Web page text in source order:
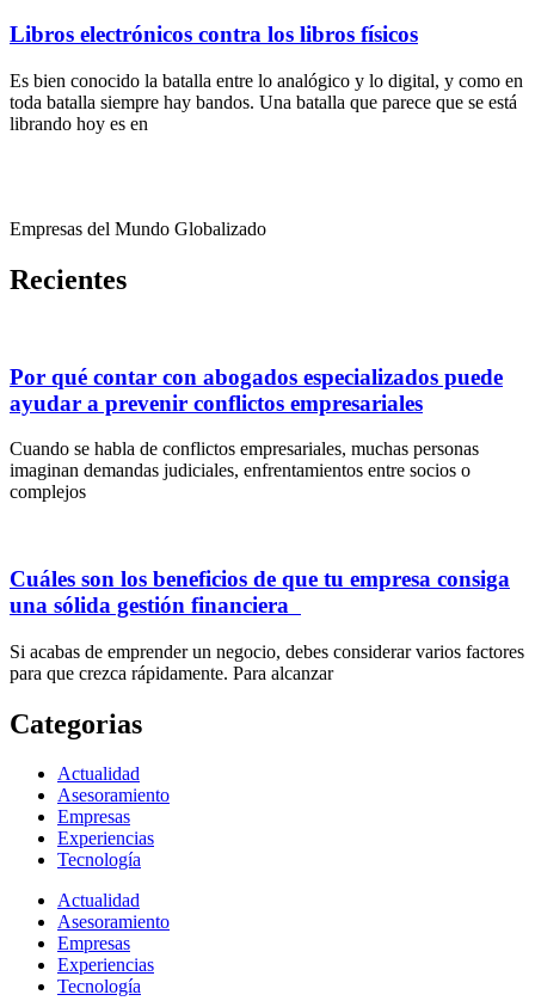
Libros electrónicos contra los libros físicos
Es bien conocido la batalla entre lo analógico y lo digital, y como en
toda batalla siempre hay bandos. Una batalla que parece que se está
librando hoy es en
Empresas del Mundo Globalizado
Recientes
Por qué contar con abogados especializados puede
ayudar a prevenir conflictos empresariales
Cuando se habla de conflictos empresariales, muchas personas
imaginan demandas judiciales, enfrentamientos entre socios o
complejos
Cuáles son los beneficios de que tu empresa consiga
una sólida gestión financiera
Si acabas de emprender un negocio, debes considerar varios factores
para que crezca rápidamente. Para alcanzar
Categorias
Actualidad
Asesoramiento
Empresas
Experiencias
Tecnología
Actualidad
Asesoramiento
Empresas
Experiencias
Tecnología